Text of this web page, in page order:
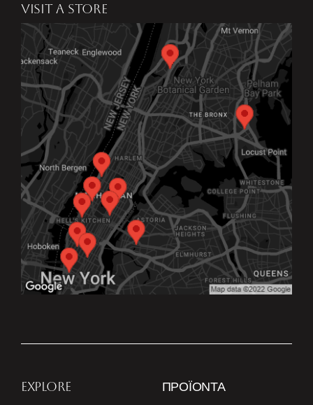
VISIT A STORE
EXPLORE ΠΡΟΪΌΝΤΑ